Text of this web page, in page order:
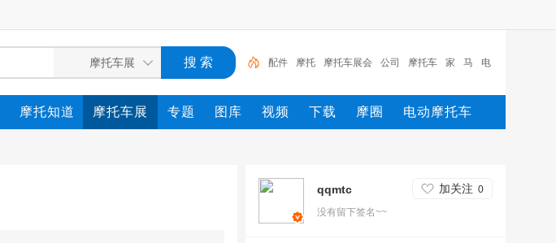
配件 摩托 摩托车展会 公司 摩托车 家 马 电
电动车 自行车
摩托知道 摩托车展 专题 图库 视频 下载 摩圈 电动摩托车
qqmtc 加关注 0
没有留下签名~~